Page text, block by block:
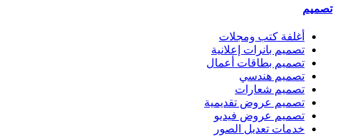
تصميم
أغلفة كتب ومجلات
تصميم بانرات إعلانية
تصميم بطاقات أعمال
تصميم هندسي
تصميم شعارات
تصميم عروض تقديمية
تصميم عروض فيديو
خدمات تعديل الصور